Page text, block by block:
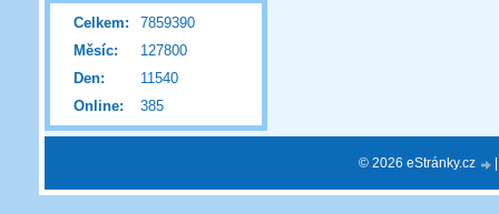
Online: 385
Celkem:
7859390
Měsíc:
127800
Den:
11540
© 2026 eStránky.cz